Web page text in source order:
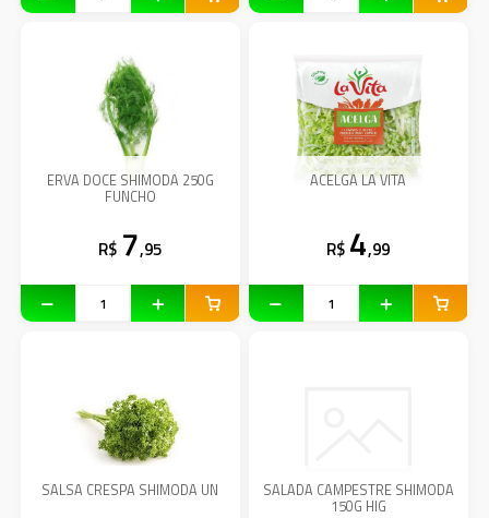
ERVA DOCE SHIMODA 250G
FUNCHO
R$ 7,95
ACELGA LA VITA
R$ 4,99
SALSA CRESPA SHIMODA UN SALADA CAMPESTRE SHIMODA
150G HIG